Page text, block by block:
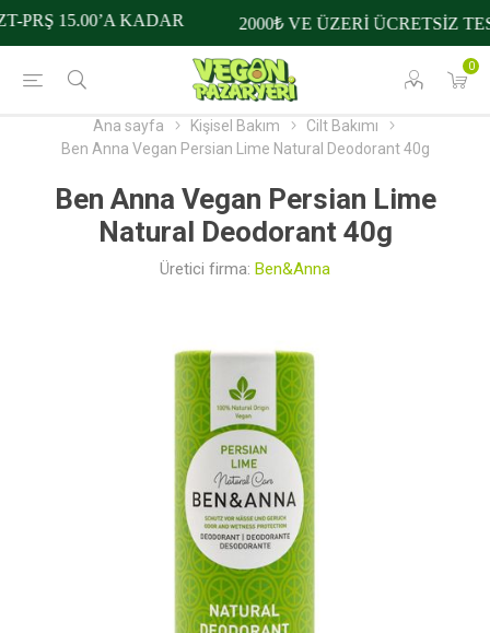
0
15.00’A KADAR 2000₺ VE ÜZERİ ÜCRETSİZ
Ana sayfa Kişisel Bakım
Cilt Bakımı
Ben Anna Vegan Persian Lime Natural Deodorant 40g
Ben Anna Vegan Persian Lime
Natural Deodorant 40g
Üretici firma: Ben&Anna